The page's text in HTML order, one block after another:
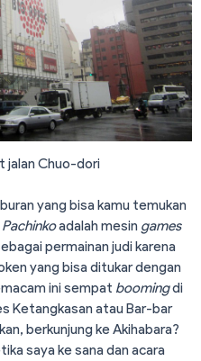
jalan Chuo-dori
yang bisa kamu temukan
Pachinkoadalah mesin games
permainan judi karena
yang bisa ditukar dengan
ini sempat boomingdi
Ketangkasan atau Bar-bar
berkunjung ke Akihabara?
saya ke sana dan acara